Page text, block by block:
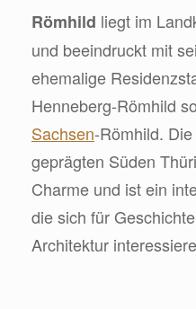
Römhild liegt im
und beeindruckt mit
ehemalige
Henneberg-Römhild
Sachsen-Römhild.
geprägten Süden
Charme und ist ein
die sich für
Architektur